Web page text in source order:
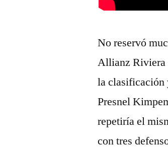
No reservó
Allianz Riviera
la clasificación
Presnel
repetiría el
con tres